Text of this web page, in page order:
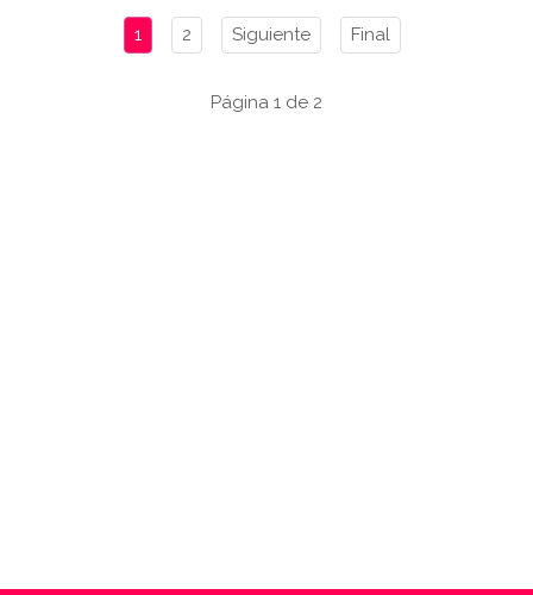
1 2 Siguiente Final
Página 1 de 2